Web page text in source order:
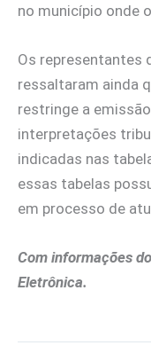
no município onde
Os representantes
ressaltaram ainda
restringe a
interpretações
indicadas nas
essas tabelas
em processo de
Com informações
Eletrônica.